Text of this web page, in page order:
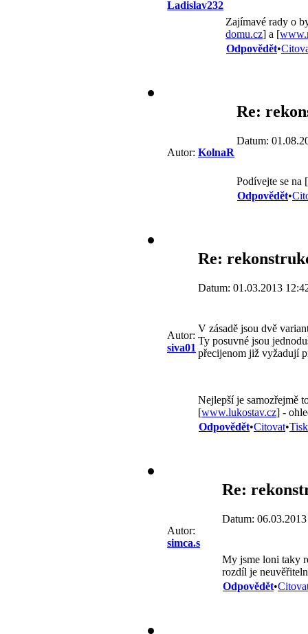
Ladislav232
Zajímavé rady o
domu.cz] a [
Odpovědět•
Autor: KolnaR
Re:
Datum:
Podívejte se na [
Odpovědět•
Autor:
siva01
Re:
Datum: 01.03.2013
V zásadě jsou dvě
Ty posuvné jsou
přecijenom již vyžadují
Nejlepší je samozřejmě
[www.lukostav.cz] -
Odpovědět•Citovat•Tisk
Autor:
simca.s
Re:
Datum:
My jsme loni taky
rozdíl je
Odpovědět•